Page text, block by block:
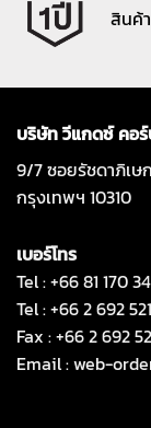
สินค้
บริษัท วีแกดซ์ คอ
9/7 ซอยรัชดาภิเษ
กรุงเทพฯ 10310
เบอร์โทร
Tel : +66 81 170
Tel : +66 2 692
Fax : +66 2 692
Email :web-